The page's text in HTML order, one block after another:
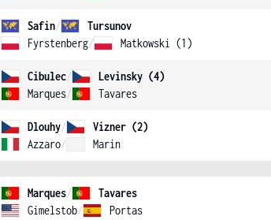
Safin/
Tursunov
Fyrstenberg/ Matkowski (1)
Cibulec/
Levinsky (4)
Marques/ Tavares
Dlouhy/
Vizner (2)
Azzaro/ Marin
Marques/
Tavares
Gimelstob/ Portas